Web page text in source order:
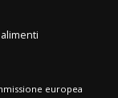
alimenti
europea